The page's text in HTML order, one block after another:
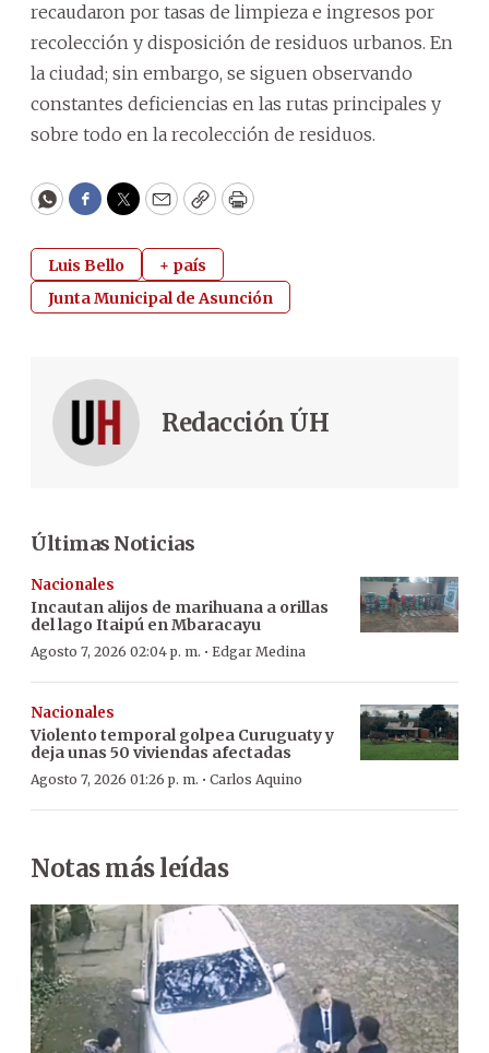
recaudaron por tasas de limpieza e ingresos por
recolección y disposición de residuos urbanos. En
la ciudad; sin embargo, se siguen observando
constantes deficiencias en las rutas principales y
sobre todo en la recolección de residuos.
WhatsApp
Facebook
Twitter
EmailCopyPrint
Luis Bello
+ país
Junta Municipal de Asunción
Redacción ÚH
Últimas Noticias
Nacionales
Incautan alijos de marihuana a orillas
del lago Itaipú en Mbaracayu
Agosto 7, 2026 02:04 p. m. · Edgar Medina
Nacionales
Violento temporal golpea Curuguaty y
deja unas 50 viviendas afectadas
Agosto 7, 2026 01:26 p. m. · Carlos Aquino
Notas más leídas